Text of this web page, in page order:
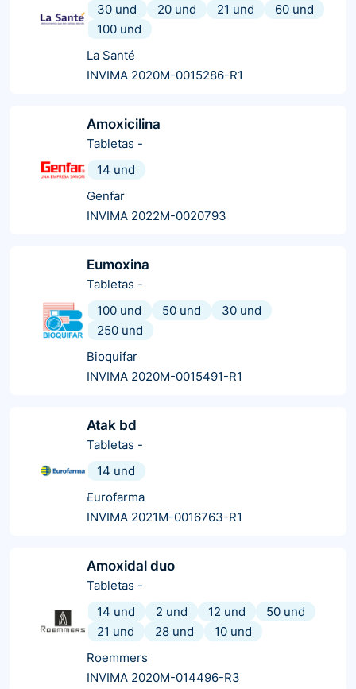
30 und
20 und 21 und
60 und
100 und
La Santé
INVIMA 2020M-0015286-R1
Amoxicilina
Tabletas -
14 und
Genfar
INVIMA 2022M-0020793
Eumoxina
Tabletas -
100 und
50 und
30 und
250 und
Bioquifar
INVIMA 2020M-0015491-R1
Atak bd
Tabletas -
14 und
Eurofarma
INVIMA 2021M-0016763-R1
Amoxidal duo
Tabletas -
14 und
2 und 12 und
50 und
21 und
28 und
10 und
Roemmers
INVIMA 2020M-014496-R3